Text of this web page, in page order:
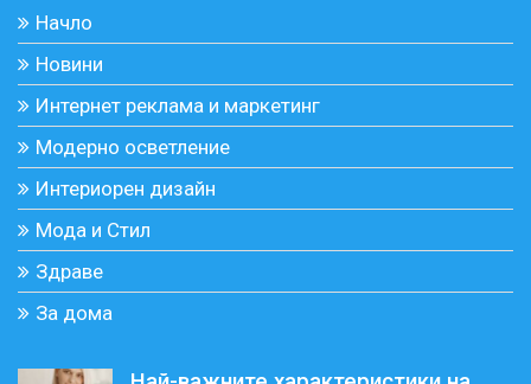
Начло
Новини
Интернет реклама и маркетинг
Модерно осветление
Интериорен дизайн
Мода и Стил
Здраве
За дома